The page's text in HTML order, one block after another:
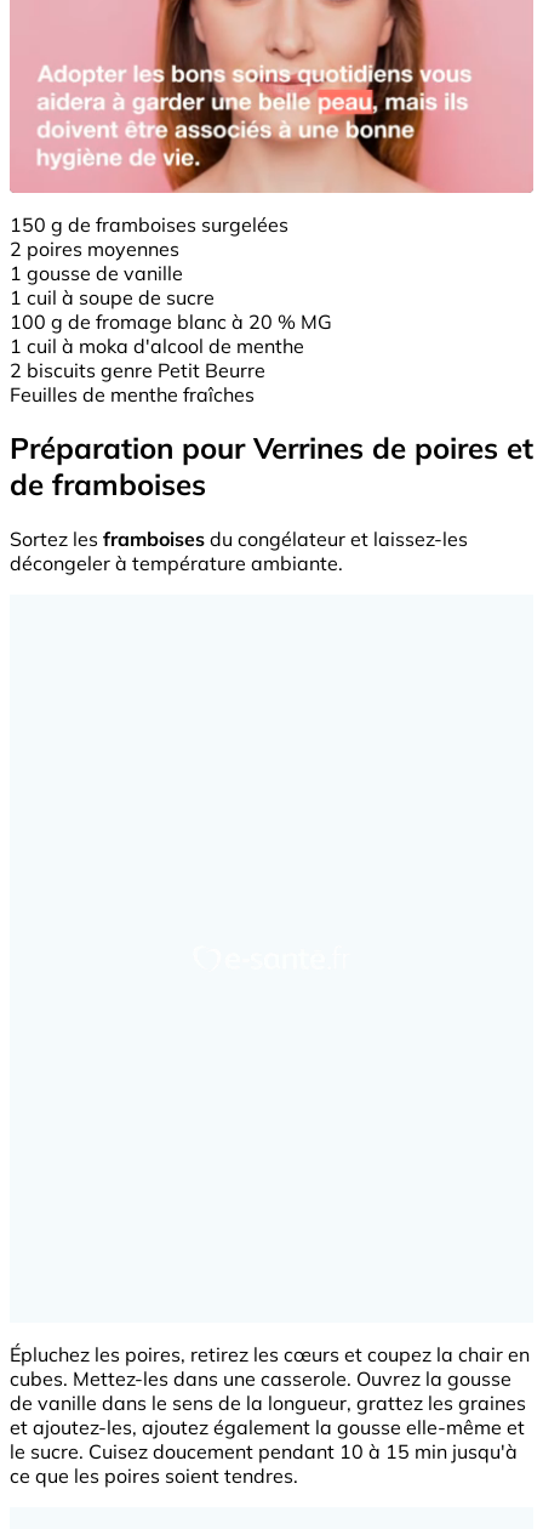
150 g de framboises surgelées
2 poires moyennes
1 gousse de vanille
1 cuil à soupe de sucre
100 g de fromage blanc à 20 % MG
1 cuil à moka d'alcool de menthe
2 biscuits genre Petit Beurre
Feuilles de menthe fraîches
Préparation pour Verrines de poires et
de framboises
Sortez les framboises du congélateur et laissez-les
décongeler à température ambiante.
Épluchez les poires, retirez les cœurs et coupez la chair en
cubes. Mettez-les dans une casserole. Ouvrez la gousse
de vanille dans le sens de la longueur, grattez les graines
et ajoutez-les, ajoutez également la gousse elle-même et
le sucre. Cuisez doucement pendant 10 à 15 min jusqu'à
ce que les poires soient tendres.